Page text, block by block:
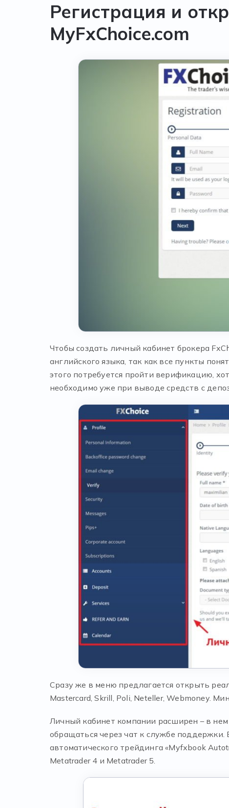
Регистрация и
MyFxChoice.com
Чтобы создать личный кабинет брокера
английского языка, так как все пункты
этого потребуется пройти верификацию,
необходимо уже при выводе средств с
Сразу же в меню предлагается открыть
Mastercard, Skrill, Poli, Neteller, Webmoney.
Личный кабинет компании расширен – в
обращаться через чат к службе поддержки.
автоматического трейдинга «Myfxbook
Metatrader 4 и Metatrader 5.